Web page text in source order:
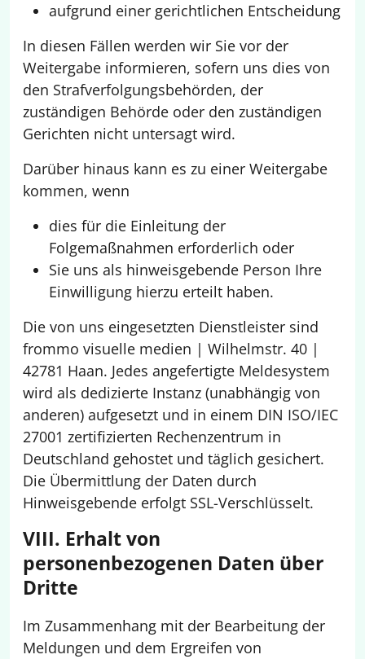
aufgrund einer gerichtlichen Entscheidung
In diesen Fällen werden wir Sie vor der
Weitergabe informieren, sofern uns dies von
den Strafverfolgungsbehörden, der
zuständigen Behörde oder den zuständigen
Gerichten nicht untersagt wird.
Darüber hinaus kann es zu einer Weitergabe
kommen, wenn
dies für die Einleitung der
Folgemaßnahmen erforderlich oder
Sie uns als hinweisgebende Person Ihre
Einwilligung hierzu erteilt haben.
Die von uns eingesetzten Dienstleister sind
frommo visuelle medien | Wilhelmstr. 40 |
42781 Haan. Jedes angefertigte Meldesystem
wird als dedizierte Instanz (unabhängig von
anderen) aufgesetzt und in einem DIN ISO/IEC
27001 zertifizierten Rechenzentrum in
Deutschland gehostet und täglich gesichert.
Die Übermittlung der Daten durch
Hinweisgebende erfolgt SSL-Verschlüsselt.
VIII. Erhalt von
personenbezogenen Daten über
Dritte
Im Zusammenhang mit der Bearbeitung der
Meldungen und dem Ergreifen von